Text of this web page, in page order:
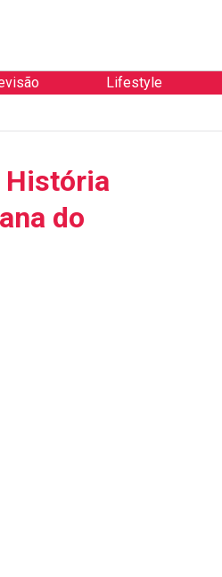
Lifestyle
História
do